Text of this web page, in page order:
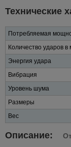
Технические
Потребляемая
Количество ударов в
Энергия удара
Вибрация
Уровень шума
Размеры
Вес
Описание: